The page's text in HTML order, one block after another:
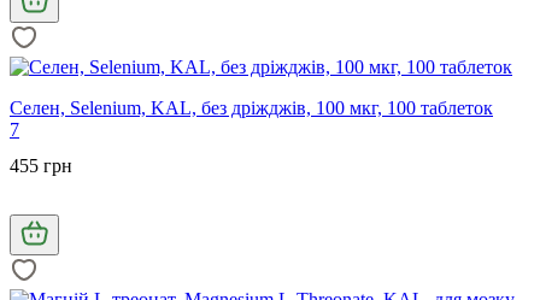
Селен, Selenium, KAL, без дріжджів, 100 мкг, 100 таблеток
7
455 грн